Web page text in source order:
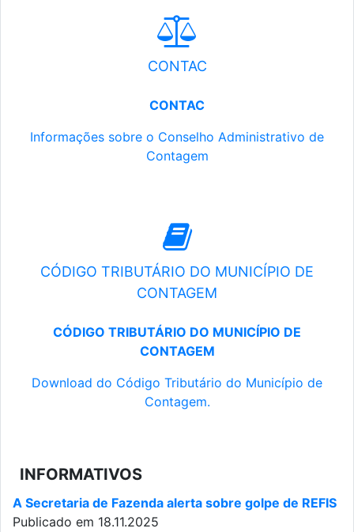
CONTAC
CONTAC
Informações sobre o Conselho Administrativo de
Contagem
CÓDIGO TRIBUTÁRIO DO MUNICÍPIO DE
CONTAGEM
CÓDIGO TRIBUTÁRIO DO MUNICÍPIO DE
CONTAGEM
Download do Código Tributário do Município de
Contagem.
INFORMATIVOS
A Secretaria de Fazenda alerta sobre golpe de REFIS
Publicado em 18.11.2025